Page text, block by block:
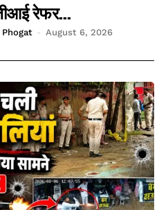
रेफर...
- August 6, 2026